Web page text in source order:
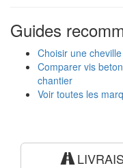
Guides
Choisir une
Comparer vis
chantier
Voir toutes les